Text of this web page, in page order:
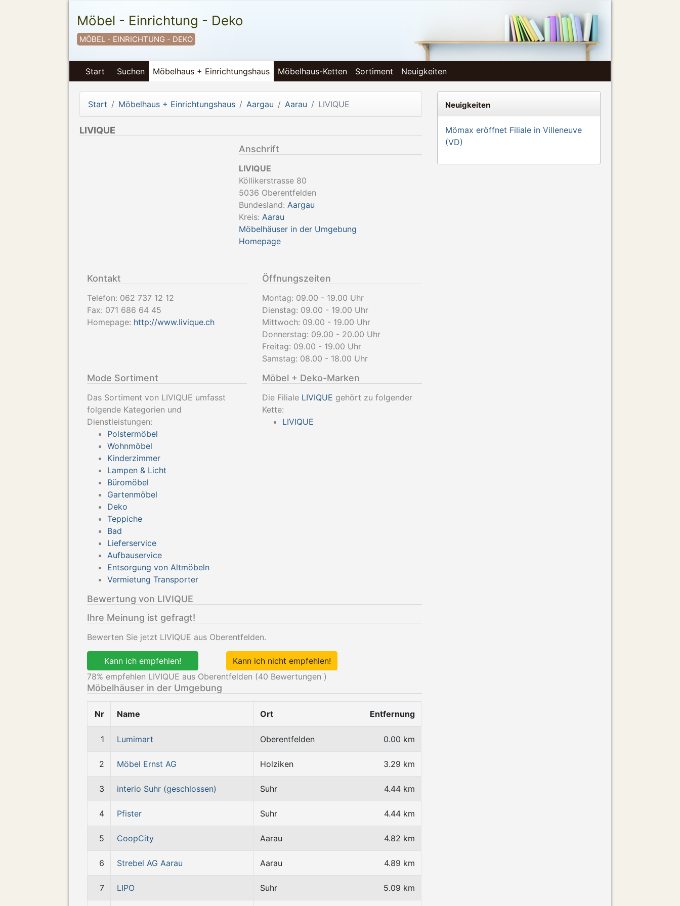
Möbel - Einrichtung - Deko
MÖBEL - EINRICHTUNG - DEKO
Start Suchen Möbelhaus + Einrichtungshaus Möbelhaus-Ketten Sortiment Neuigkeiten
Start Möbelhaus + Einrichtungshaus Aargau Aarau LIVIQUE
LIVIQUE
Anschrift
LIVIQUE
Köllikerstrasse 80
5036 Oberentfelden
Bundesland: Aargau
Kreis: Aarau
Möbelhäuser in der Umgebung
Homepage
Kontakt
Telefon: 062 737 12 12
Fax: 071 686 64 45
Homepage: http://www.livique.ch
Öffnungszeiten
Montag: 09.00 - 19.00 Uhr
Dienstag: 09.00 - 19.00 Uhr
Mittwoch: 09.00 - 19.00 Uhr
Donnerstag: 09.00 - 20.00 Uhr
Freitag: 09.00 - 19.00 Uhr
Samstag: 08.00 - 18.00 Uhr
Mode Sortiment
Das Sortiment von LIVIQUE umfasst
folgende Kategorien und
Dienstleistungen:
Polstermöbel
Wohnmöbel
Kinderzimmer
Lampen & Licht
Büromöbel
Gartenmöbel
Deko
Teppiche
Bad
Lieferservice
Aufbauservice
Entsorgung von Altmöbeln
Vermietung Transporter
Möbel + Deko-Marken
Die Filiale LIVIQUE gehört zu folgender
Kette:
LIVIQUE
Bewertung von LIVIQUE
Ihre Meinung ist gefragt!
Bewerten Sie jetzt LIVIQUE aus Oberentfelden.
Kann ich empfehlen!
Kann ich nicht empfehlen!
78% empfehlen LIVIQUE aus Oberentfelden (40 Bewertungen )
Möbelhäuser in der Umgebung
Nr Name Ort Entfernung
1 Lumimart Oberentfelden 0.00 km
2 Möbel Ernst AG Holziken 3.29 km
3 interio Suhr (geschlossen) Suhr 4.44 km
4 Pfister Suhr 4.44 km
5 CoopCity Aarau 4.82 km
6 Strebel AG Aarau Aarau 4.89 km
7 LIPO Suhr 5.09 km
Neuigkeiten
Mömax eröffnet Filiale in Villeneuve
(VD)